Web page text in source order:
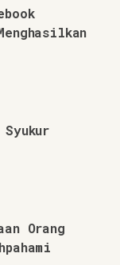
Orang